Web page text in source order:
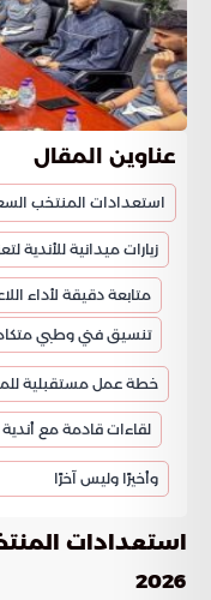
عناوين المقال
استعدادات المنتخب
زيارات ميدانية للأندية
متابعة دقيقة لأداء
تنسيق فني وطبي
خطة عمل مستقبلية
لقاءات قادمة مع
وأخيرًا وليس آخرًا
استعدادات
2026